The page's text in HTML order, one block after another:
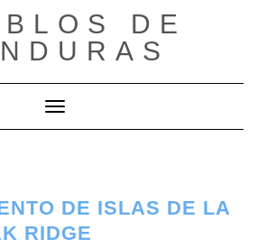
DE
Cambiar modo de navegación
DE ISLAS DE LA
RIDGE